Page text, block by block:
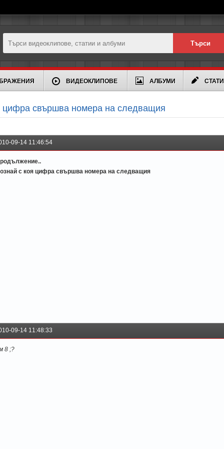
ВИДЕОКЛИПОВЕ АЛБУМИ
цифра свършва номера на следващия
09-14 11:46:54
с коя цифра свършва номера на следващия
09-14 11:48:33
8 ;?